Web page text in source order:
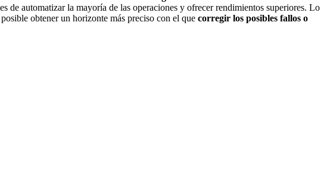
de automatizar la mayoría de las operaciones y ofrecer rendimientos superiores. Lo
obtener un horizonte más preciso con el que corregir los posibles fallos o